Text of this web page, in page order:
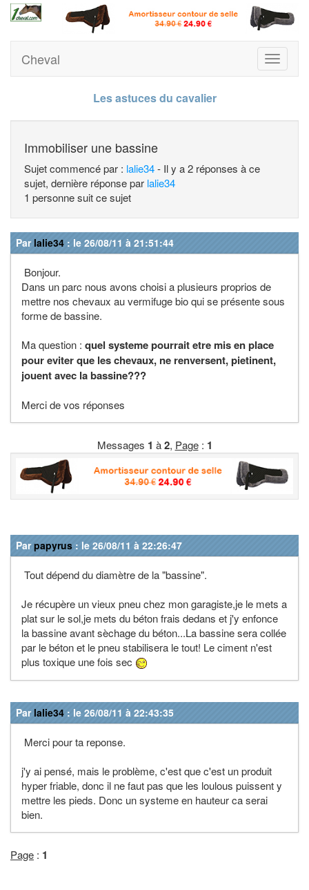
Toggle
Cheval
Les astuces du cavalier
Immobiliser une bassine
Sujet commencé par : lalie34- Il y a 2 réponses à ce
sujet, dernière réponse par lalie34
1 personne suit ce sujet
Par lalie34 : le 26/08/11 à 21:51:44
Bonjour.
Dans un parc nous avons choisi a plusieurs proprios de
mettre nos chevaux au vermifuge bio qui se présente sous
forme de bassine.
Ma question : quel systeme pourrait etre mis en place
pour eviter que les chevaux, ne renversent, pietinent,
jouent avec la bassine???
Merci de vos réponses
Messages 1 à2, Page: 1
Parpapyrus : le 26/08/11 à 22:26:47
Tout dépend du diamètre de la "bassine".
Je récupère un vieux pneu chez mon garagiste,je le mets a
plat sur le sol,je mets du béton frais dedans et j'y enfonce
la bassine avant sèchage du béton...La bassine sera collée
par le béton et le pneu stabilisera le tout! Le ciment n'est
plus toxique une fois sec
Par lalie34 : le 26/08/11 à 22:43:35
Merci pour ta reponse.
j'y ai pensé, mais le problème, c'est que c'est un produit
hyper friable, donc il ne faut pas que les loulous puissent y
mettre les pieds. Donc un systeme en hauteur ca serai
bien.
Page : 1